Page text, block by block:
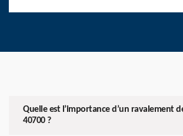
Quelle est l’importance d’un ravalement
40700 ?